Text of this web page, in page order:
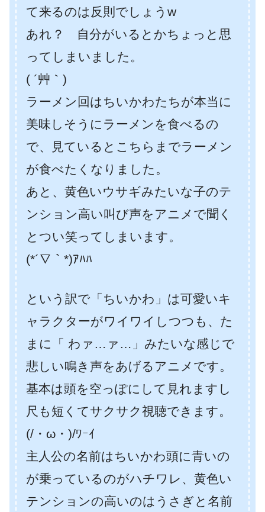
て来るのは反則でしょうw
あれ？ 自分がいるとかちょっと思
ってしまいました。
( ´艸｀)
ラーメン回はちいかわたちが本当に
美味しそうにラーメンを食べるの
で、見ているとこちらまでラーメン
が食べたくなりました。
あと、黄色いウサギみたいな子のテ
ンション高い叫び声をアニメで聞く
とつい笑ってしまいます。
(*´∇｀*)ｱﾊﾊ
という訳で「ちいかわ」は可愛いキ
ャラクターがワイワイしつつも、た
まに「 わァ…ァ…」みたいな感じで
悲しい鳴き声をあげるアニメです。
基本は頭を空っぽにして見れますし
尺も短くてサクサク視聴できます。
(/・ω・)/ﾜｰｲ
主人公の名前はちいかわ頭に青いの
が乗っているのがハチワレ、黄色い
テンションの高いのはうさぎと名前